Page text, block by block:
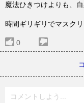
魔法ひきつけよりも、
時間ギリギリでマスクリ
0
コメントしよう...